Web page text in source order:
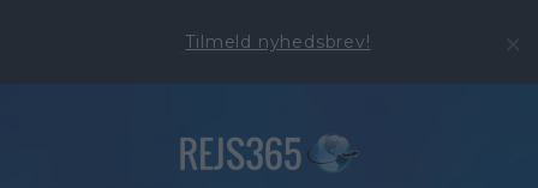
Tilmeld nyhedsbrev!